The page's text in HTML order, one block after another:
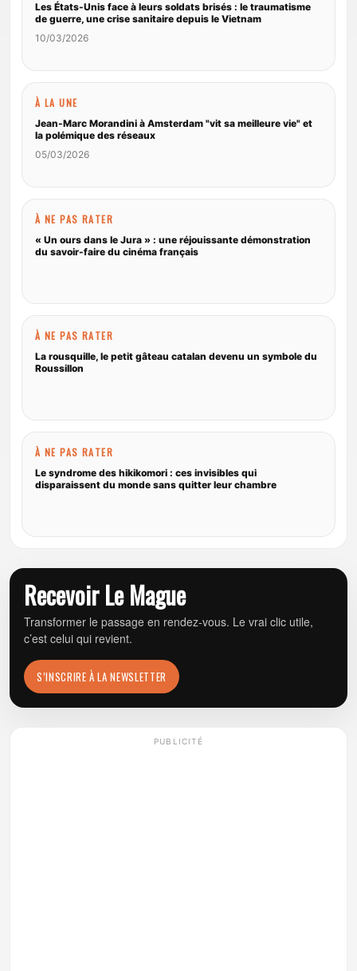
Les États-Unis face à leurs soldats brisés : le traumatisme
de guerre, une crise sanitaire depuis le Vietnam
10/03/2026
À LA UNE
Jean-Marc Morandini à Amsterdam "vit sa meilleure vie" et
la polémique des réseaux
05/03/2026
À NE PAS RATER
« Un ours dans le Jura » : une réjouissante démonstration
du savoir-faire du cinéma français
À NE PAS RATER
La rousquille, le petit gâteau catalan devenu un symbole du
Roussillon
À NE PAS RATER
Le syndrome des hikikomori : ces invisibles qui
disparaissent du monde sans quitter leur chambre
Recevoir Le Mague
Transformer le passage en rendez-vous. Le vrai clic utile,
c’est celui qui revient.
S’INSCRIRE À LA NEWSLETTER
PUBLICITÉ